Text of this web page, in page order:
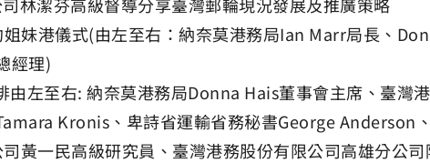
妹港儀式(由左至右：納奈莫港務局Ian Marr局長、
經理)
由左至右: 納奈莫港務局Donna Hais董事會主席、臺灣
Kronis、卑詩省運輸省務秘書George
黃一民高級研究員、臺灣港務股份有限公司高雄分公